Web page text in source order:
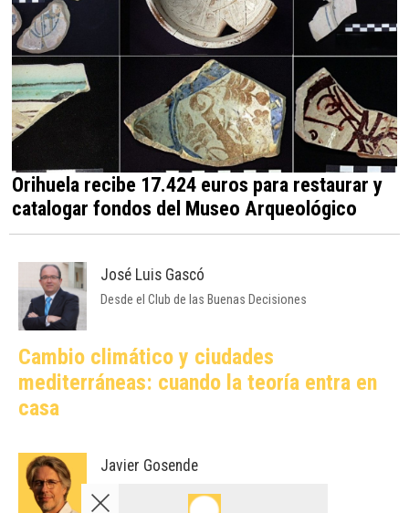
Orihuela recibe 17.424 euros para restaurar y
catalogar fondos del Museo Arqueológico
José Luis Gascó
Desde el Club de las Buenas Decisiones
Cambio climático y ciudades
mediterráneas: cuando la teoría entra en
casa
Javier Gosende
Catalizadores del Marketing Online